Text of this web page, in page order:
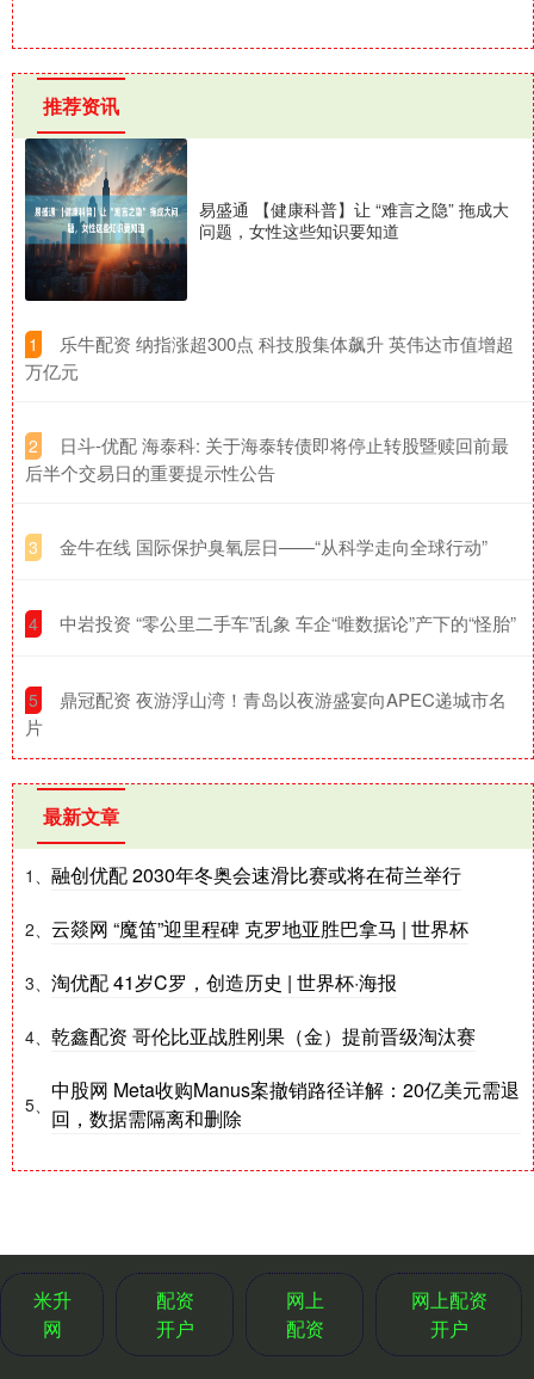
推荐资讯
易盛通 【健康科普】让 “难言之隐” 拖成大
问题，女性这些知识要知道
1
​乐牛配资 纳指涨超300点 科技股集体飙升 英伟达市值增超
万亿元
2
​日斗-优配 海泰科: 关于海泰转债即将停止转股暨赎回前最
后半个交易日的重要提示性公告
3 ​金牛在线 国际保护臭氧层日——“从科学走向全球行动”
4 ​中岩投资 “零公里二手车”乱象 车企“唯数据论”产下的“怪胎”
5
​鼎冠配资 夜游浮山湾！青岛以夜游盛宴向APEC递城市名
片
最新文章
1、 融创优配 2030年冬奥会速滑比赛或将在荷兰举行
2、 云燚网 “魔笛”迎里程碑 克罗地亚胜巴拿马 | 世界杯
3、 淘优配 41岁C罗，创造历史 | 世界杯·海报
4、 乾鑫配资 哥伦比亚战胜刚果（金）提前晋级淘汰赛
5、
中股网 Meta收购Manus案撤销路径详解：20亿美元需退
回，数据需隔离和删除
米升
网
配资
开户
网上
配资
网上配资
开户